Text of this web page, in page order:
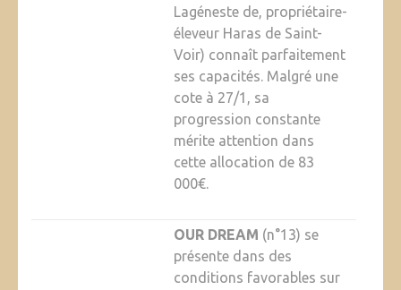
Lagéneste de, propriétaire-
éleveur Haras de Saint-
Voir) connaît parfaitement
ses capacités. Malgré une
cote à 27/1, sa
progression constante
mérite attention dans
cette allocation de 83
000€.
OUR DREAM (n°13) se
présente dans des
conditions favorables sur